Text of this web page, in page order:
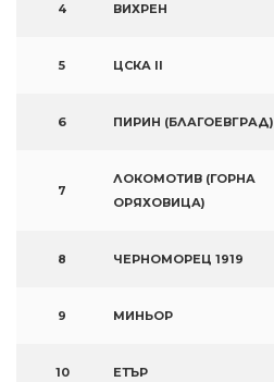
4 ВИХРЕН
5 ЦСКА II
6 ПИРИН (БЛАГОЕВГРАД)
7
ЛОКОМОТИВ (ГОРНА
ОРЯХОВИЦА)
8 ЧЕРНОМОРЕЦ 1919
9 МИНЬОР
10 ЕТЪР